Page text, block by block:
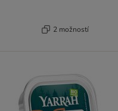
2 možností